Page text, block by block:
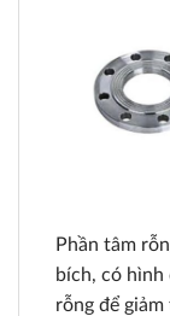
Phần tâm
bích, có
rỗng để